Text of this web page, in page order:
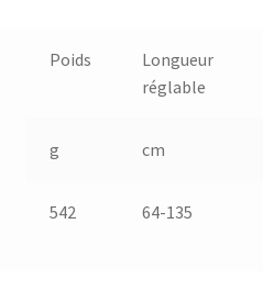
Poids
Longueur
réglable
g cm
542 64-135